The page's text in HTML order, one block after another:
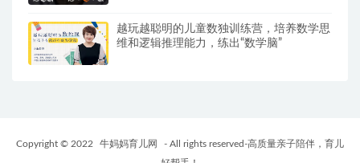
越玩越聪明的儿童数独训练营，培养数学思
维和逻辑推理能力，练出“数学脑”
Copyright © 2022 牛妈妈育儿网
- All rights reserved-高质量亲子陪伴，育儿